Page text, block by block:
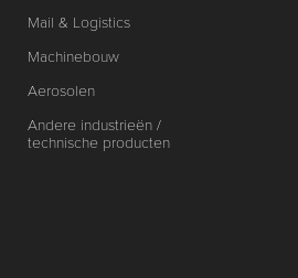
Mail & Logistics
Machinebouw
Aerosolen
Andere industrieën /
technische producten